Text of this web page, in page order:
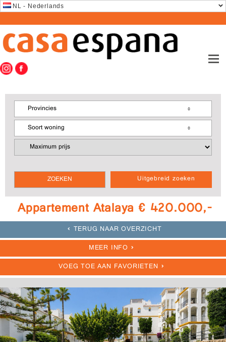
NL - Nederlands
Uitgebreid zoeken
Provincies
Soort woning
Appartement Atalaya € 420.000,-
TERUG NAAR OVERZICHT
MEER INFO
VOEG TOE AAN FAVORIETEN